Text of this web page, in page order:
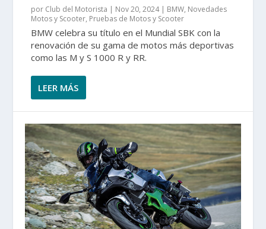
por Club del Motorista | Nov 20, 2024| BMW, Novedades
Motos y Scooter, Pruebas de Motos y Scooter
BMW celebra su título en el Mundial SBK con la
renovación de su gama de motos más deportivas
como las M y S 1000 R y RR.
LEER MÁS